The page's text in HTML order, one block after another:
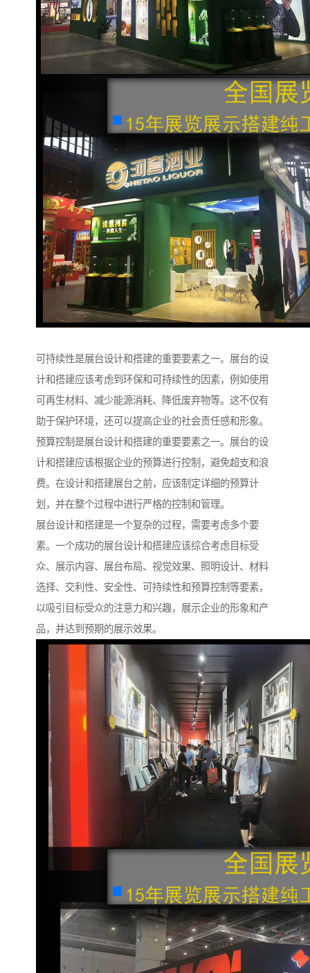
可持续性是展台设计和搭建的重要要素之一。展台的设
计和搭建应该考虑到环保和可持续性的因素，例如使用
可再生材料、减少能源消耗、降低废弃物等。这不仅有
助于保护环境，还可以提高企业的社会责任感和形象。
预算控制是展台设计和搭建的重要要素之一。展台的设
计和搭建应该根据企业的预算进行控制，避免超支和浪
费。在设计和搭建展台之前，应该制定详细的预算计
划，并在整个过程中进行严格的控制和管理。
展台设计和搭建是一个复杂的过程，需要考虑多个要
素。一个成功的展台设计和搭建应该综合考虑目标受
众、展示内容、展台布局、视觉效果、照明设计、材料
选择、交利性、安全性、可持续性和预算控制等要素，
以吸引目标受众的注意力和兴趣，展示企业的形象和产
品，并达到预期的展示效果。